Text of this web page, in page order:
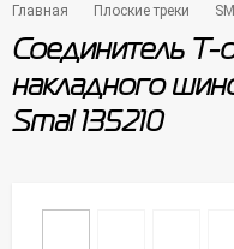
Главная Плоские треки
Соединитель Т-
накладного
Smal 135210